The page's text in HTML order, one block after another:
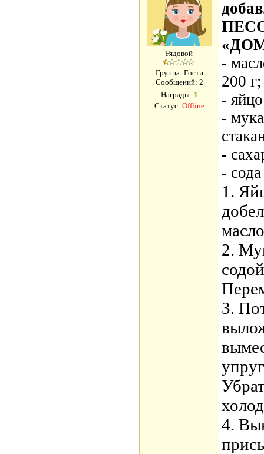
Рядовой
Группа: Гости
Сообщений: 2
Награды: 1
Статус: Offline
-
200 г;
-
-
-
-
1.
2.
3.
4.